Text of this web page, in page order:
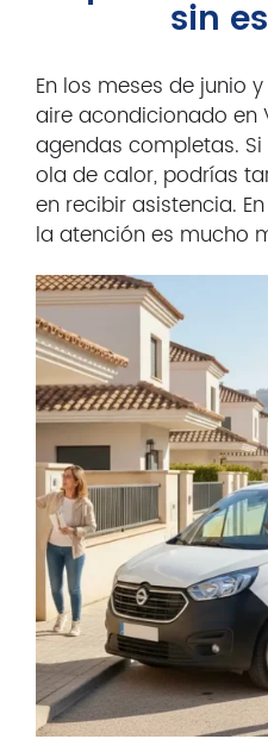
sin
En los meses de junio
aire acondicionado en
agendas completas.
ola de calor, podrías
en recibir asistencia.
la atención es mucho